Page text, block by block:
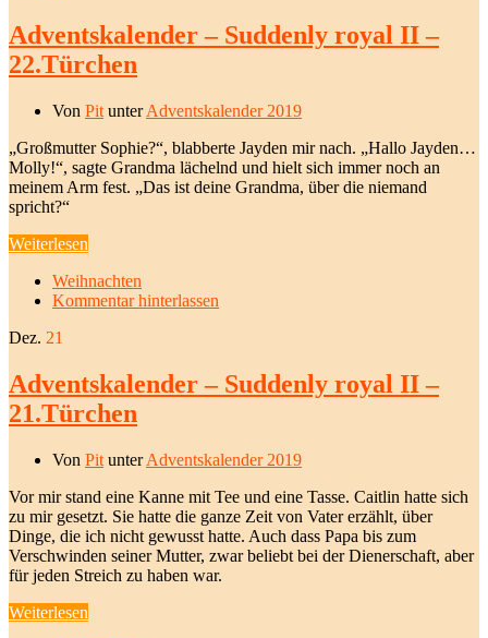
Adventskalender – Suddenly royal II –
22.Türchen
Von Pit unterAdventskalender 2019
„Großmutter Sophie?“, blabberte Jayden mir nach. „Hallo Jayden…
Molly!“, sagte Grandma lächelnd und hielt sich immer noch an
meinem Arm fest. „Das ist deine Grandma, über die niemand
spricht?“
Weiterlesen
Weihnachten
Kommentar hinterlassen
Dez. 21
Adventskalender – Suddenly royal II –
21.Türchen
Von Pit unterAdventskalender 2019
Vor mir stand eine Kanne mit Tee und eine Tasse. Caitlin hatte sich
zu mir gesetzt. Sie hatte die ganze Zeit von Vater erzählt, über
Dinge, die ich nicht gewusst hatte. Auch dass Papa bis zum
Verschwinden seiner Mutter, zwar beliebt bei der Dienerschaft, aber
für jeden Streich zu haben war.
Weiterlesen